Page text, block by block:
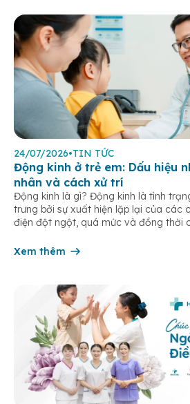
24/07/2026•TIN TỨC
Động kinh ở trẻ em: Dấu hiệu
nhân và cách xử trí
Động kinh là gì? Động kinh là tình
trưng bởi sự xuất hiện lặp lại của các
điện đột ngột, quá mức và đồng thời
Xem thêm